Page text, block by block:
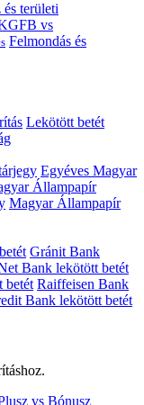
és területi
vs
Felmondás és
Lekötött betét
Egyéves Magyar
Állampapír
Magyar Állampapír
Gránit Bank
Bank lekötött betét
betét Raiffeisen Bank
Bank lekötött betét
vs Bónusz